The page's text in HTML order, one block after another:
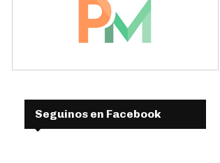
Seguinos en Facebook